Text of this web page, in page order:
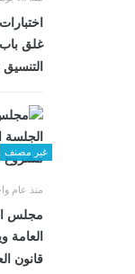
غلق
التنسيق 6 أغسطس
غير مصنف
منذ عام
مجلس
قانون